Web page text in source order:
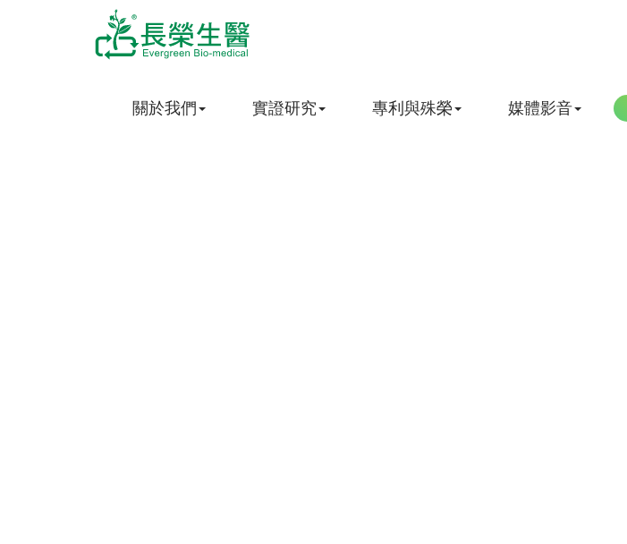
關於我們 實證研究 專利與殊榮 媒體影音